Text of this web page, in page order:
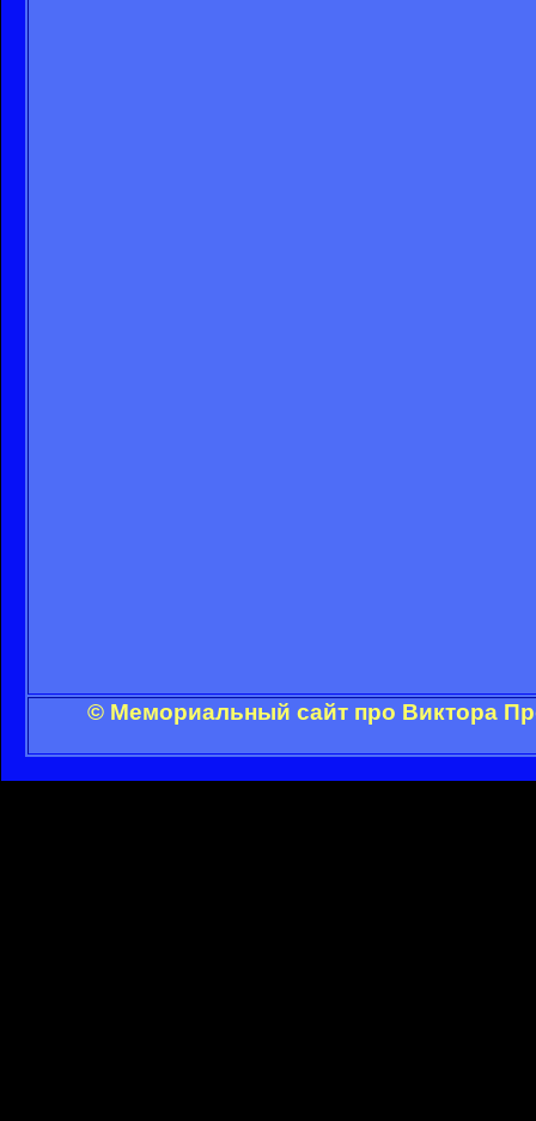
© Мемориальный сайт про Виктора